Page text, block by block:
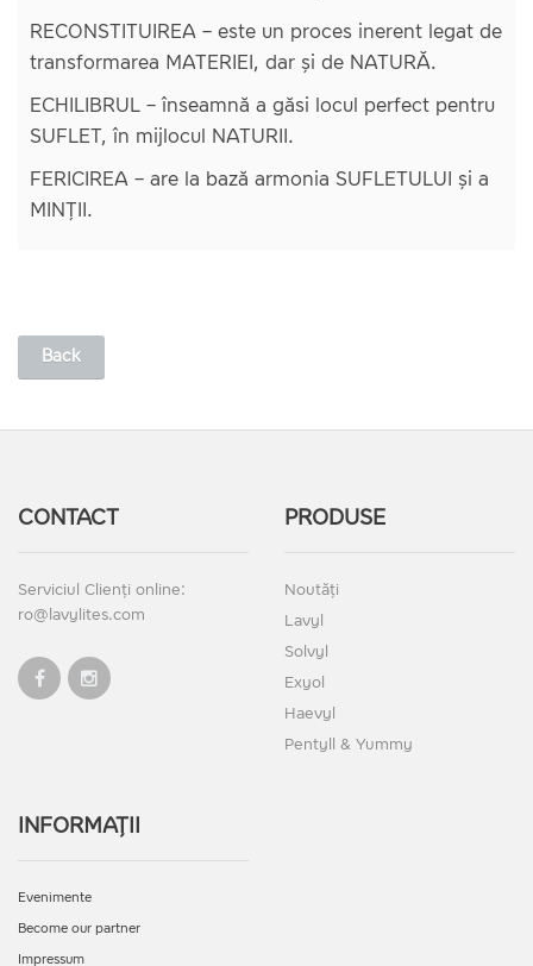
RECONSTITUIREA – este un proces inerent legat de
transformarea MATERIEI, dar și de NATURĂ.
ECHILIBRUL – înseamnă a găsi locul perfect pentru
SUFLET, în mijlocul NATURII.
FERICIREA – are la bază armonia SUFLETULUI și a
MINȚII.
Back
CONTACT
Serviciul Clienți online:
ro@lavylites.com
PRODUSE
Noutăți
Lavyl
Solvyl
Exyol
Haevyl
Pentyll & Yummy
INFORMAȚII
Evenimente
Become our partner
Impressum